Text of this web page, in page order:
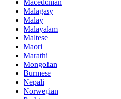
Macedonian
Malagasy
Malay
Malayalam
Maltese
Maori
Marathi
Mongolian
Burmese
Nepali
Norwegian